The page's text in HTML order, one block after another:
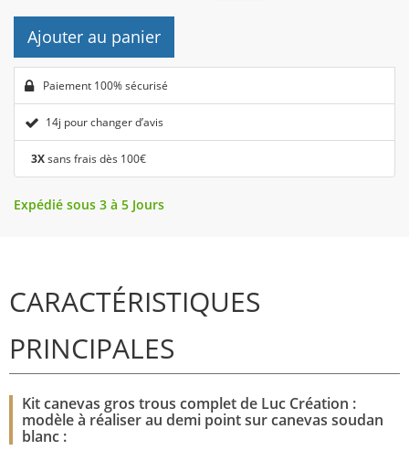
Ajouter au panier
Paiement 100% sécurisé
14j pour changer d’avis
3Xsans frais dès 100€
Expédié sous 3 à 5 Jours
CARACTÉRISTIQUES
PRINCIPALES
Kit canevas gros trous complet de Luc Création :
modèle à réaliser au demi point sur canevas soudan
blanc :